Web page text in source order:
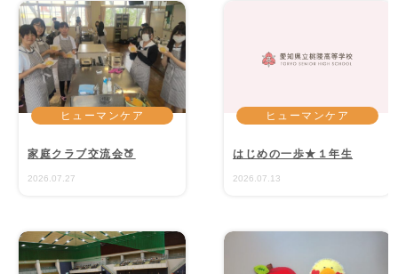
ヒューマンケア
家庭クラブ交流会🍑
2026.07.27
ヒューマンケア
はじめの一歩★１年生
2026.07.13